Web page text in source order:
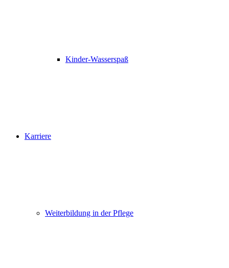
Kinder-Wasserspaß
Karriere
Weiterbildung in der Pflege